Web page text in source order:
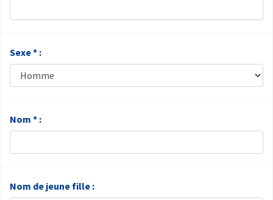
Sexe * :
Nom * :
Nom de jeune fille :